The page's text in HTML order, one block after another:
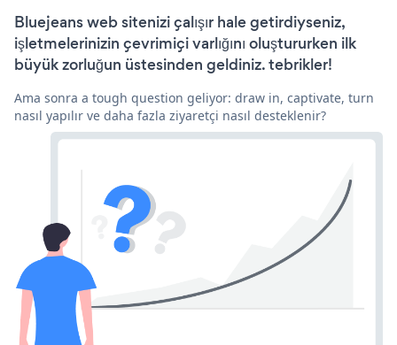
Bluejeans web sitenizi çalışır hale getirdiyseniz,
işletmelerinizin çevrimiçi varlığını oluştururken ilk
büyük zorluğun üstesinden geldiniz. tebrikler!
Ama sonra a tough question geliyor: draw in, captivate, turn
nasıl yapılır ve daha fazla ziyaretçi nasıl desteklenir?